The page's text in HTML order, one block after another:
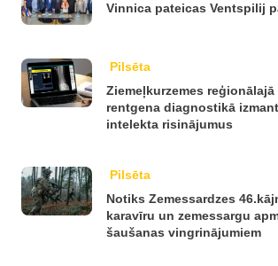
Vinnica pateicas Ventspilij
Pilsēta
Ziemeļkurzemes
rentgena diagnostikā
intelekta risinājumus
Pilsēta
Notiks Zemessardzes
karavīru un zemessargu
šaušanas vingrinājumiem